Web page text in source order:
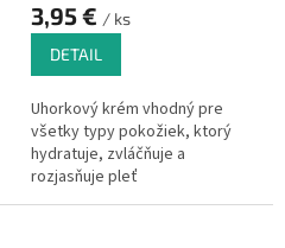
3,95 € / ks
DETAIL
Uhorkový krém vhodný pre
všetky typy pokožiek, ktorý
hydratuje, zvláčňuje a
rozjasňuje pleť